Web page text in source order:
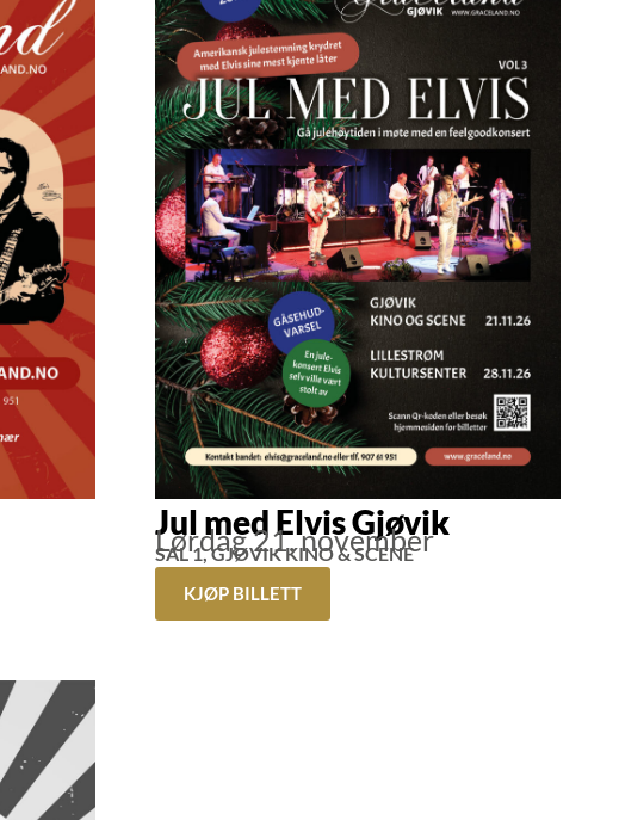
Jul med Elvis Gjøvik
Lørdag 21. november
SAL 1, GJØVIK KINO & SCENE
KJØP BILLETT